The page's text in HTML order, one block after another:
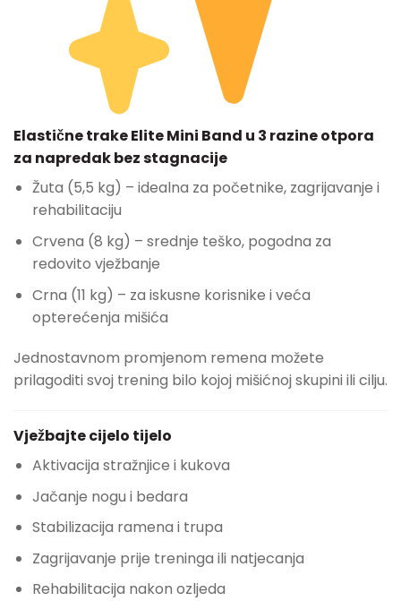
Elastične trake Elite Mini Band u 3 razine otpora
za napredak bez stagnacije
Žuta (5,5 kg) – idealna za početnike, zagrijavanje i
rehabilitaciju
Crvena (8 kg) – srednje teško, pogodna za
redovito vježbanje
Crna (11 kg) – za iskusne korisnike i veća
opterećenja mišića
Jednostavnom promjenom remena možete
prilagoditi svoj trening bilo kojoj mišićnoj skupini ili cilju.
Vježbajte cijelo tijelo
Aktivacija stražnjice i kukova
Jačanje nogu i bedara
Stabilizacija ramena i trupa
Zagrijavanje prije treninga ili natjecanja
Rehabilitacija nakon ozljeda